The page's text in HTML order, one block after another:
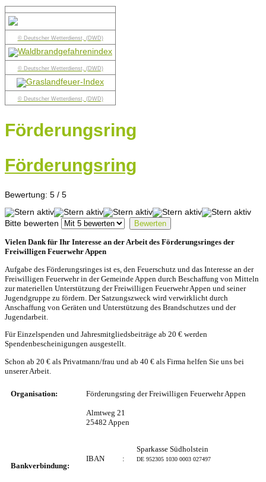
© Deutscher Wetterdienst, (DWD)
© Deutscher Wetterdienst, (DWD)
© Deutscher Wetterdienst, (DWD)
Förderungsring
Förderungsring
Bewertung: 5 / 5
Bitte bewerten
Vielen Dank für Ihr Interesse an der Arbeit des Förderungsringes der
Freiwilligen Feuerwehr Appen
Aufgabe des Förderungsringes ist es, den Feuerschutz und das Interesse an der
Freiwilligen Feuerwehr in der Gemeinde Appen durch Beschaffung von Mitteln
zur materiellen Unterstützung der Freiwilligen Feuerwehr Appen und seiner
Jugendgruppe zu fördern. Der Satzungszweck wird verwirklicht durch
Anschaffung von Geräten und Unterstützung des Brandschutzes und der
Jugendarbeit.
Für Einzelspenden und Jahresmitgliedsbeiträge ab 20 € werden
Spendenbescheinigungen ausgestellt.
Schon ab 20 € als Privatmann/frau und ab 40 € als Firma helfen Sie uns bei
unserer Arbeit.
Organisation: Förderungsring der Freiwilligen Feuerwehr Appen
Almtweg 21
25482 Appen
Bankverbindung:
IBAN :
Sparkasse Südholstein
DE 952305 1030 0003 027497